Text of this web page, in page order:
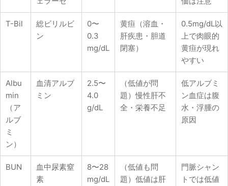
T-Bil
総ビリルビ
ン
0〜
0.3
mg/dL
黄疸（溶血・
肝疾患・胆道
閉塞）
0.5mg/dL以
上で肉眼的
黄疸が現れ
やすい
Albu
min
（ア
ルブ
ミ
ン）
血清アルブ
ミン
2.5〜
4.0
g/dL
（低値が問
題）慢性肝不
全・栄養不足
低アルブミ
ン血症は腹
水・浮腫の
原因
BUN
血中尿素窒
素
8〜28
mg/dL
（低値も問
題）低値は肝
門脈シャン
トでは低値